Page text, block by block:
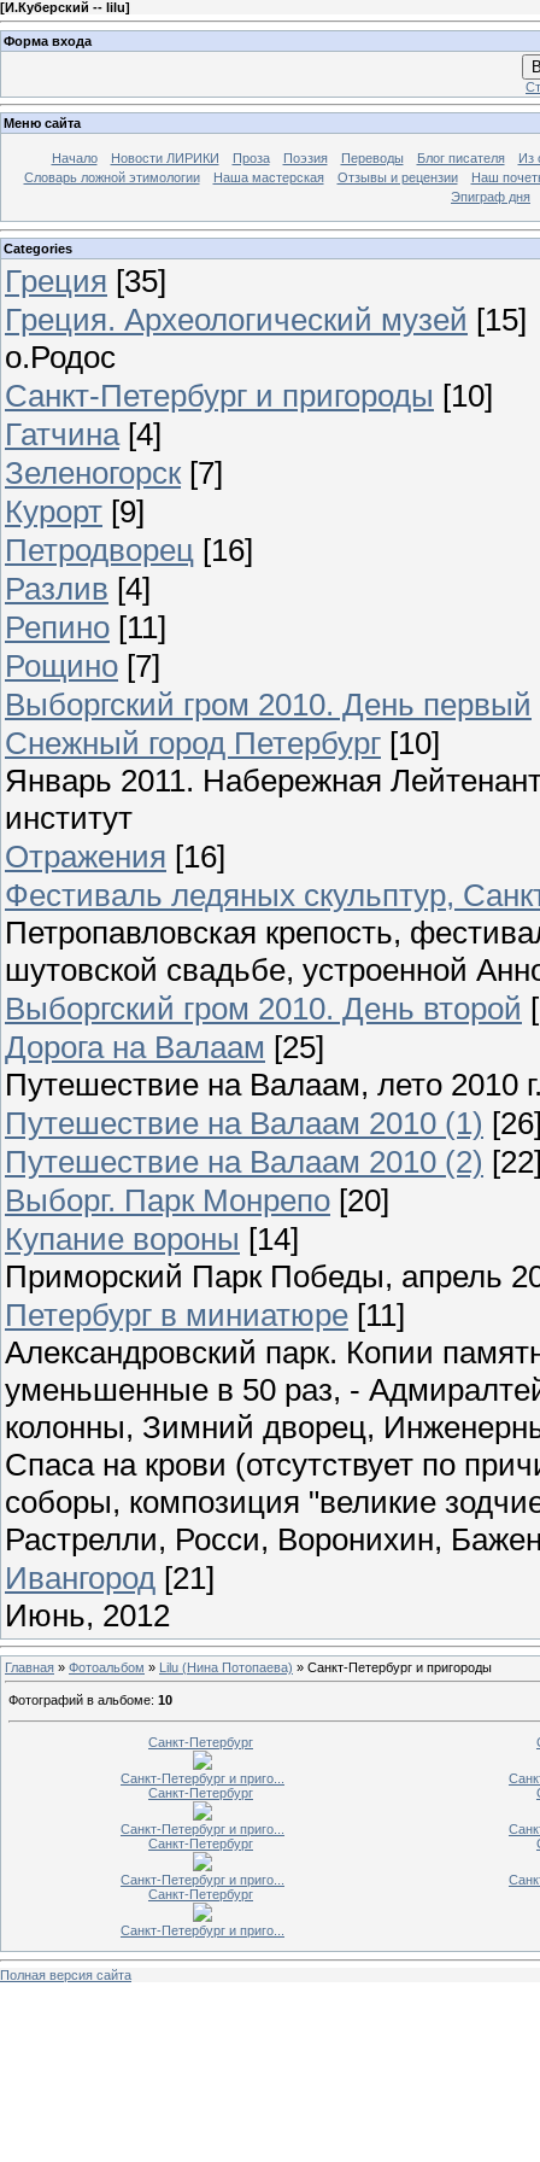
[И.Куберский -- lilu]
Форма входа
Меню сайта
Начало Новости ЛИРИКИ Проза Поэзия Переводы Блог писателя
Из
Словарь ложной этимологии
Наша мастерская Отзывы и рецензии
Наш
Эпиграф дня
Categories
Греция [35]
Греция. Археологический музей [15]
о.Родос
Санкт-Петербург и пригороды [10]
Гатчина [4]
Зеленогорск [7]
Курорт [9]
Петродворец [16]
Разлив [4]
Репино [11]
Рощино [7]
Выборгский гром 2010. День первый
Снежный город Петербург [10]
Январь 2011. Набережная
институт
Отражения [16]
Фестиваль ледяных скульптур,
Петропавловская крепость,
шутовской свадьбе, устроенной
Выборгский гром 2010. День второй
Дорога на Валаам [25]
Путешествие на Валаам, лето 2010
Путешествие на Валаам 2010 (1)
Путешествие на Валаам 2010 (2)
Выборг. Парк Монрепо [20]
Купание вороны [14]
Приморский Парк Победы, апрель
Петербург в миниатюре [11]
Александровский парк. Копии
уменьшенные в 50 раз, -
колонны, Зимний дворец,
Спаса на крови (отсутствует по
соборы, композиция "великие
Растрелли, Росси, Воронихин,
Ивангород [21]
Июнь, 2012
Главная » Фотоальбом » Lilu (Нина Потопаева) » Санкт-Петербург и пригороды
Фотографий в альбоме: 10
Санкт-Петербург
Санкт-Петербург и приго...
Санкт-Петербург
Санкт-Петербург и приго...
Санкт-Петербург
Санкт-Петербург и приго...
Санкт-Петербург
Санкт-Петербург и приго...
Полная версия сайта